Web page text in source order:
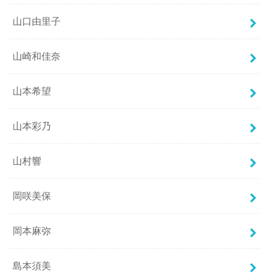
山口由里子
山崎和佳奈
山本希望
山本彩乃
山村響
岡咲美保
岡本麻弥
島本須美